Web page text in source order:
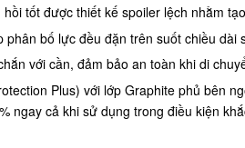
tốt được thiết kế spoiler lệch nhằm
bố lực đều đặn trên suốt chiều dài
với cần, đảm bảo an toàn khi di
Plus) với lớp Graphite phủ bên
ngay cả khi sử dụng trong điều kiện